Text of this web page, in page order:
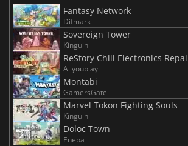
Fantasy Network
Difmark
Sovereign Tower
Kinguin
ReStory Chill Electronics
Allyouplay
Montabi
GamersGate
Marvel Tokon Fighting Souls
Kinguin
Doloc Town
Eneba